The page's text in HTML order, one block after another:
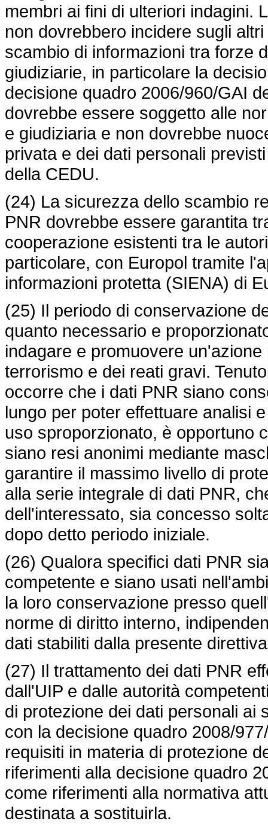
membri ai fini di ulteriori indagini.
non dovrebbero incidere sugli
scambio di informazioni tra forze
giudiziarie, in particolare la
decisione quadro 2006/960/GAI
dovrebbe essere soggetto alle
e giudiziaria e non dovrebbe
privata e dei dati personali
della CEDU.
(24) La sicurezza dello scambio
PNR dovrebbe essere garantita
cooperazione esistenti tra le
particolare, con Europol tramite
informazioni protetta (SIENA) di
(25) Il periodo di conservazione
quanto necessario e
indagare e promuovere
terrorismo e dei reati gravi.
occorre che i dati PNR siano
lungo per poter effettuare analisi
uso sproporzionato, è opportuno
siano resi anonimi mediante
garantire il massimo livello di
alla serie integrale di dati PNR,
dell'interessato, sia concesso
dopo detto periodo iniziale.
(26) Qualora specifici dati PNR
competente e siano usati
la loro conservazione presso
norme di diritto interno,
dati stabiliti dalla presente
(27) Il trattamento dei dati PNR
dall'UIP e dalle autorità
di protezione dei dati personali ai
con la decisione quadro 2008/
requisiti in materia di protezione
riferimenti alla decisione quadro
come riferimenti alla normativa
destinata a sostituirla.